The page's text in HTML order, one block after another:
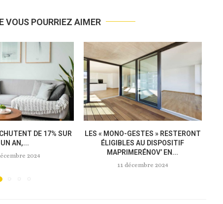
VOUS POURRIEZ AIMER
2025 ET SUR
TOUTE...
2024
MEUBLÉS DE TOURISME : LA
NOUVELLE LOI « ANTI-AIRBNB »...
18 novembre 2024